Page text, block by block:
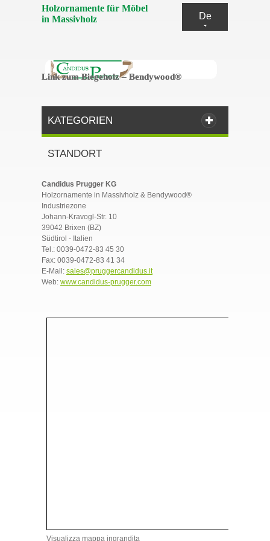
De
Holzornamente für Möbel
in Massivholz
Link zum Biegeholz – Bendywood®
Link zum Biegeholz – Bendywood®
KATEGORIEN
STANDORT
Candidus Prugger KG
Holzornamente in Massivholz & Bendywood®
Industriezone
Johann-Kravogl-Str. 10
39042 Brixen (BZ)
Südtirol - Italien
Tel.: 0039-0472-83 45 30
Fax: 0039-0472-83 41 34
E-Mail: sales@pruggercandidus.it
Web: www.candidus-prugger.com